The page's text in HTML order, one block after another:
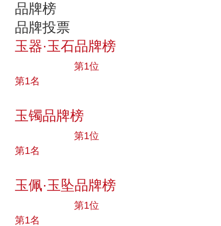
品牌榜
品牌投票
玉器·玉石品牌榜
第1位
第1名
玉镯品牌榜
第1位
第1名
玉佩·玉坠品牌榜
第1位
第1名